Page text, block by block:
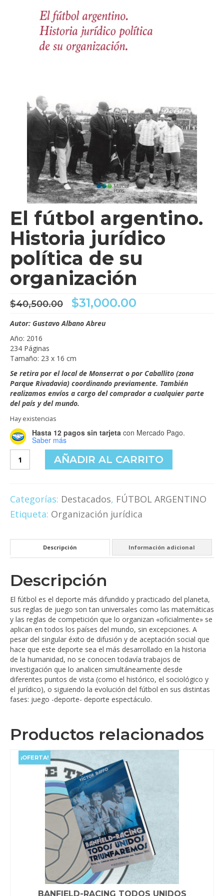
Videos
Tienda
El fútbol argentino.
Historia jurídico
política de su
organización
$40,500.00 El
precio
original
$31,000.00
Autor: Gustavo Albano Abreu
Año: 2016
234 Páginas
Tamaño: 23 x 16 cm
Se retira por el local de Monserrat o por Caballito (zona
Parque Rivadavia) coordinando previamente. También
realizamos envíos a cargo del comprador a cualquier parte
del país y del mundo.
Hay existencias
Hasta 12 pagos sin tarjeta con Mercado Pago.
Saber más
fútbol
jurídico
política
de
AÑADIR AL CARRITO
Categorías: Destacados, FÚTBOL ARGENTINO
Etiqueta: Organización jurídica
Descripción Información adicional
Descripción
El fútbol es el deporte más difundido y practicado del planeta,
sus reglas de juego son tan universales como las matemáticas
y las reglas de competición que lo organizan «oficialmente» se
aplican en todos los países del mundo, sin excepciones. A
pesar del singular éxito de difusión y de aceptación social que
hace que este deporte sea el más desarrollado en la historia
de la humanidad, no se conocen todavía trabajos de
investigación que lo analicen simultáneamente desde
diferentes puntos de vista (como el histórico, el sociológico y
el jurídico), o siguiendo la evolución del fútbol en sus distintas
fases: juego -deporte- deporte espectáculo.
Productos relacionados
¡OFERTA!
BANFIELD-RACING TODOS UNIDOS